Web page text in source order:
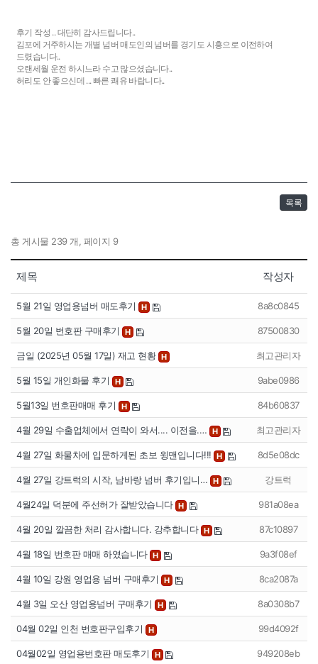
후기 작성 .. 대단히 감사드립니다..
김포에 거주하시는 개별 넘버 매도인의 넘버를 경기도 시흥으로 이전하여
드렸습니다..
오랜세월 운전 하시느라 수고 많으셨습니다..
허리도 안 좋으신데 ... 빠른 쾌유 바랍니다..
목록
총 게시물 239 개, 페이지 9
제목 작성자
5월 21일 영업용넘버 매도후기 H 8a8c0845
5월 20일 번호판 구매후기 H 87500830
금일 (2025년 05월 17일) 재고 현황 H 최고관리자
5월 15일 개인화물 후기 H 9abe0986
5월13일 번호판매매 후기 H 84b60837
4월 29일 수출업체에서 연락이 와서.... 이전을.… H 최고관리자
4월 27일 화물차에 입문하게된 초보 윙맨입니다!!! H 8d5e08dc
4월 27일 강트럭의 시작, 남바랑 넘버 후기입니… H 강트럭
4월24일 덕분에 주선허가 잘받았습니다 H 981a08ea
4월 20일 깔끔한 처리 감사합니다. 강추합니다 H 87c10897
4월 18일 번호판 매매 하였습니다 H 9a3f08ef
4월 10일 강원 영업용 넘버 구매후기 H 8ca2087a
4월 3일 오산 영업용넘버 구매후기 H 8a0308b7
04월 02일 인천 번호판구입후기 H 99d4092f
04월02일 영업용번호판 매도후기 H 949208eb